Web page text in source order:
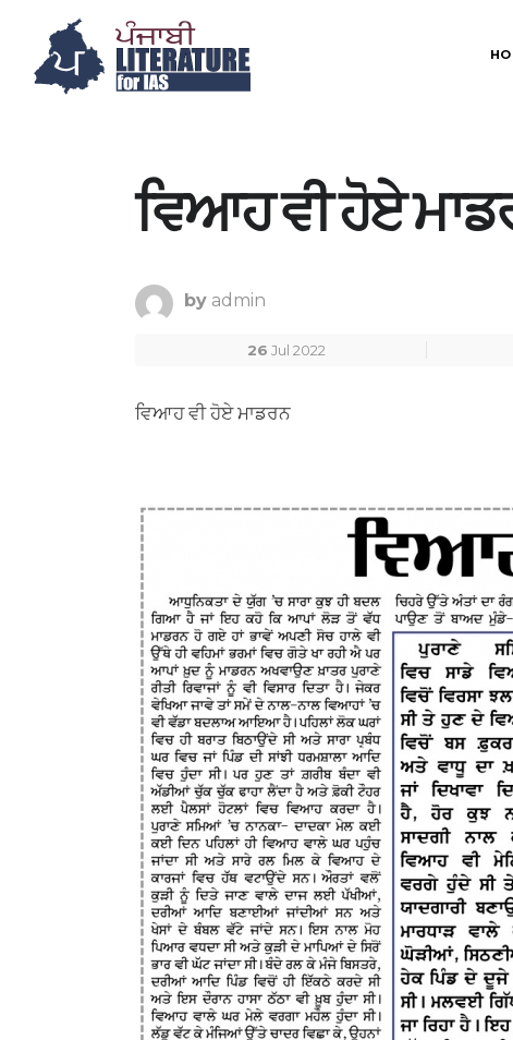
ਵਿਆਹ ਵੀ ਹੋਏ
by admin
26 Jul 2022
ਵਿਆਹ ਵੀ ਹੋਏ ਮਾਡਰਨ